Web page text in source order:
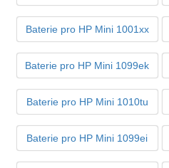
Baterie pro HP Mini 1001xx
Baterie pro HP Mini 1099ek
Baterie pro HP Mini 1010tu
Baterie pro HP Mini 1099ei